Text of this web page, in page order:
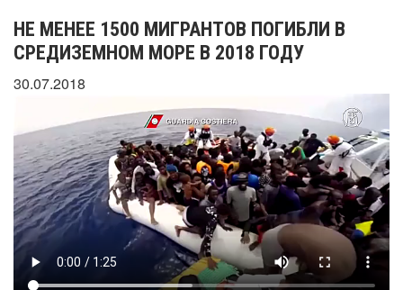
НЕ МЕНЕЕ 1500 МИГРАНТОВ ПОГИБЛИ В
СРЕДИЗЕМНОМ МОРЕ В 2018 ГОДУ
30.07.2018